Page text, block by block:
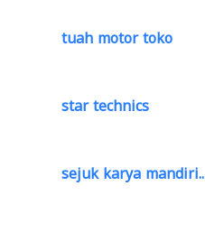
tuah motor toko
star technics
sejuk karya mandiri..